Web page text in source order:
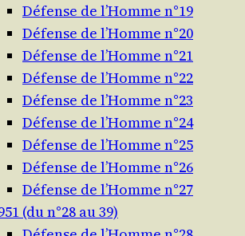
Défense de l’Homme n°19
Défense de l’Homme n°20
Défense de l’Homme n°21
Défense de l’Homme n°22
Défense de l’Homme n°23
Défense de l’Homme n°24
Défense de l’Homme n°25
Défense de l’Homme n°26
Défense de l’Homme n°27
(du n°28 au 39)